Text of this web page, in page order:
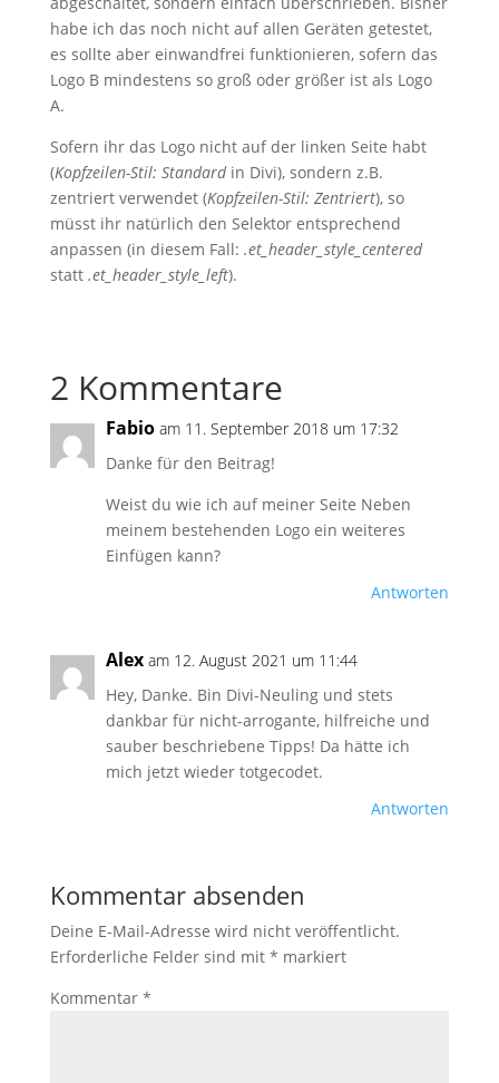
habe ich das noch nicht auf allen Geräten getestet,
es sollte aber einwandfrei funktionieren, sofern das
Logo B mindestens so groß oder größer ist als Logo
A.
Sofern ihr das Logo nicht auf der linken Seite habt
(Kopfzeilen-Stil: Standardin Divi), sondern z.B.
zentriert verwendet (Kopfzeilen-Stil: Zentriert), so
müsst ihr natürlich den Selektor entsprechend
anpassen (in diesem Fall: .et_header_style_centered
statt .et_header_style_left).
2 Kommentare
Fabio am 11. September 2018 um 17:32
Danke für den Beitrag!
Weist du wie ich auf meiner Seite Neben
meinem bestehenden Logo ein weiteres
Einfügen kann?
Antworten
Alex am 12. August 2021 um 11:44
Hey, Danke. Bin Divi-Neuling und stets
dankbar für nicht-arrogante, hilfreiche und
sauber beschriebene Tipps! Da hätte ich
mich jetzt wieder totgecodet.
Antworten
Kommentar absenden
Deine E-Mail-Adresse wird nicht veröffentlicht.
Erforderliche Felder sind mit * markiert
Kommentar *